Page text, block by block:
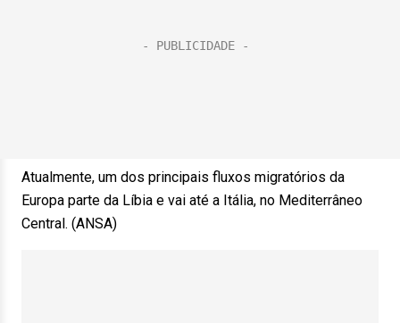
Atualmente, um dos principais fluxos migratórios da
Europa parte da Líbia e vai até a Itália, no Mediterrâneo
Central. (ANSA)